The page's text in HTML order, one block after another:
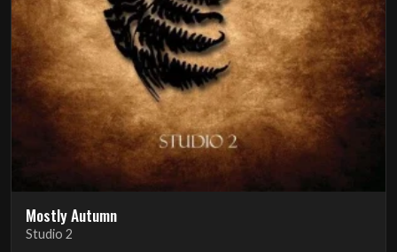
Mostly Autumn
Studio 2